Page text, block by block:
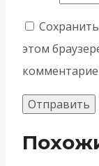
этом